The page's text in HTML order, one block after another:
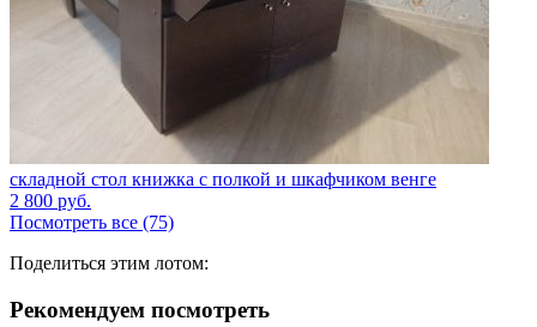
складной стол книжка с полкой и шкафчиком венге
2 800 руб.
Посмотреть все (75)
Поделиться этим лотом:
Рекомендуем посмотреть